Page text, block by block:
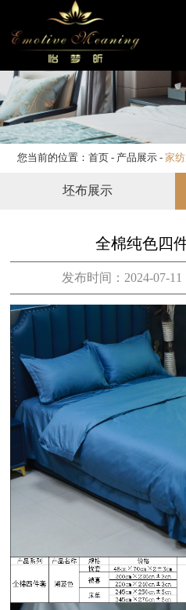
网站首页
关于我们
产品展示
案例展示
服务支持
您当前的位置：首页- 产品展示 -家
坯布展示
全棉纯色四
发布时间：2024-07-